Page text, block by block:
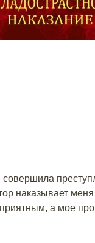
совершила
наказывает
а мое